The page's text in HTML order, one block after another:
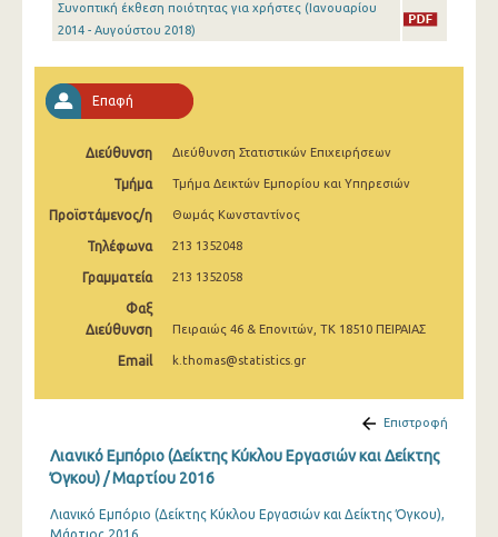
Μαρτίου 2025
Ιανουαρίου 2025
Νοεμβρίου 2024
Οκτωβρίου 2024
Σεπτεμβρίου 2024
Ιουλίου 2024
Απριλίου 2024
Συνοπτική έκθεση ποιότητας για χρήστες (Ιανουαρίου
2014 - Αυγούστου 2018)
Επαφή
Διεύθυνση Διεύθυνση Στατιστικών Επιχειρήσεων
Τμήμα Τμήμα Δεικτών Εμπορίου και Υπηρεσιών
Προϊστάμενος/η Θωμάς Κωνσταντίνος
Τηλέφωνα 213 1352048
Γραμματεία 213 1352058
Φαξ
Διεύθυνση
Πειραιώς 46 & Επονιτών, ΤΚ 18510 ΠΕΙΡΑΙΑΣ
Email k.thomas@statistics.gr
Επιστροφή
Λιανικό Εμπόριο (Δείκτης Κύκλου Εργασιών και Δείκτης
Όγκου) / Μαρτίου 2016
Λιανικό Εμπόριο (Δείκτης Κύκλου Εργασιών και Δείκτης Όγκου),